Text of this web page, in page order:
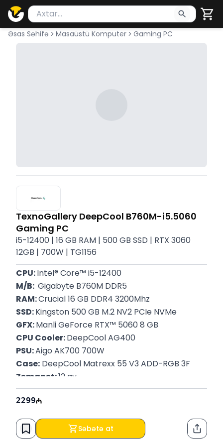
Məhsul axtar
Axtarış üçün ən azı 2 simvol yazın. Göndərmək
Əsas Səhifə Masaüstü Komputer Gaming PC
TexnoGallery DeepCool B760M-i5.5060
Gaming PC
i5-12400 | 16 GB RAM | 500 GB SSD | RTX 3060
12GB | 700W | TG1156
CPU: Intel® Core™ i5-12400
M/B: Gigabyte B760M DDR5
RAM: Crucial 16 GB DDR4 3200Mhz
SSD: Kingston 500 GB M.2 NV2 PCIe NVMe
GFX: Manli GeForce RTX™ 5060 8 GB
CPU Cooler: DeepCool AG400
PSU: Aigo AK700 700W
Case: DeepCool Matrexx 55 V3 ADD-RGB 3F
Zəmanət: 12 ay
2299
Səbətə at